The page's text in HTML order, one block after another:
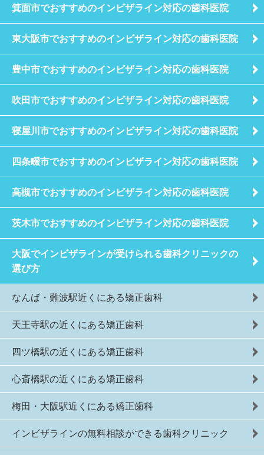
箕面市でおすすめのインビザライン対応の歯科医院
東大阪市でおすすめのインビザライン対応の歯科医院
豊中市でおすすめのインビザライン対応の歯科医院
吹田市でおすすめのインビザライン対応の歯科医院
寝屋川市でおすすめのインビザライン対応の歯科医院
四条畷市でおすすめのインビザライン対応の歯科医院
高槻市でおすすめのインビザライン対応の歯科医院
茨木市でおすすめのインビザライン対応の歯科医院
大阪でインビザラインが受けられる歯科クリニックの
選び方
なんば・難波駅近くにある矯正歯科
天王寺駅の近くにある矯正歯科
四ツ橋駅の近くにある矯正歯科
心斎橋駅の近くにある矯正歯科
梅田・大阪駅近くにある矯正歯科
インビザラインの無料相談ができる歯科クリニック